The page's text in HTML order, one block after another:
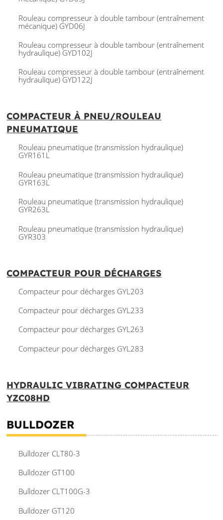
Rouleau compresseur à double tambour (entraînement
mécanique) GYD06J
Rouleau compresseur à double tambour (entraînement
hydraulique) GYD102J
Rouleau compresseur à double tambour (entraînement
hydraulique) GYD122J
COMPACTEUR À PNEU/ROULEAU
PNEUMATIQUE
Rouleau pneumatique (transmission hydraulique)
GYR161L
Rouleau pneumatique (transmission hydraulique)
GYR163L
Rouleau pneumatique (transmission hydraulique)
GYR263L
Rouleau pneumatique (transmission hydraulique)
GYR303
COMPACTEUR POUR DÉCHARGES
Compacteur pour décharges GYL203
Compacteur pour décharges GYL233
Compacteur pour décharges GYL263
Compacteur pour décharges GYL283
HYDRAULIC VIBRATING COMPACTEUR
YZC08HD
BULLDOZER
Bulldozer CLT80-3
Bulldozer GT100
Bulldozer CLT100G-3
Bulldozer GT120